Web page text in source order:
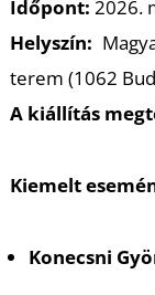
Időpont: 2026.
Helyszín:
terem (1062
A kiállítás
Kiemelt
Konecsni